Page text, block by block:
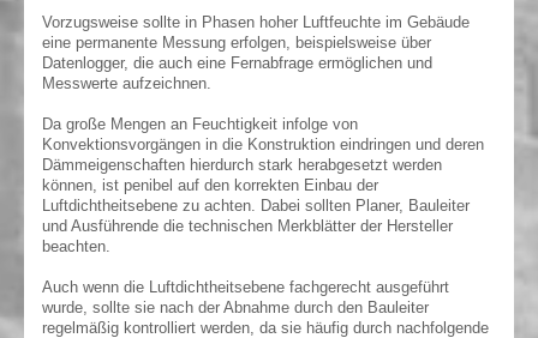
Vorzugsweise sollte in Phasen hoher Luftfeuchte im Gebäude
eine permanente Messung erfolgen, beispielsweise über
Datenlogger, die auch eine Fernabfrage ermöglichen und
Messwerte aufzeichnen.
Da große Mengen an Feuchtigkeit infolge von
Konvektionsvorgängen in die Konstruktion eindringen und deren
Dämmeigenschaften hierdurch stark herabgesetzt werden
können, ist penibel auf den korrekten Einbau der
Luftdichtheitsebene zu achten. Dabei sollten Planer, Bauleiter
und Ausführende die technischen Merkblätter der Hersteller
beachten.
Auch wenn die Luftdichtheitsebene fachgerecht ausgeführt
wurde, sollte sie nach der Abnahme durch den Bauleiter
regelmäßig kontrolliert werden, da sie häufig durch nachfolgende